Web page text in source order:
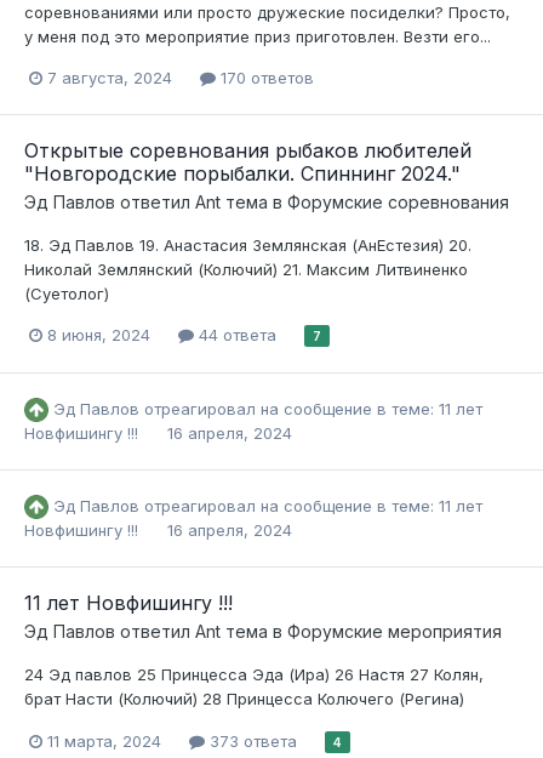
соревнованиями или просто дружеские посиделки? Просто,
у меня под это мероприятие приз приготовлен. Везти его...
7 августа, 2024 170 ответов
Открытые соревнования рыбаков любителей
"Новгородские порыбалки. Спиннинг 2024."
Эд Павлов ответил Ant тема в Форумские соревнования
18. Эд Павлов 19. Анастасия Землянская (АнЕстезия) 20.
Николай Землянский (Колючий) 21. Максим Литвиненко
(Суетолог)
8 июня, 2024 44 ответа 7
Эд Павлов отреагировал на сообщение в теме: 11 лет
Новфишингу !!!
16 апреля, 2024
Эд Павлов отреагировал на сообщение в теме: 11 лет
Новфишингу !!!
16 апреля, 2024
11 лет Новфишингу !!!
Эд Павлов ответил Ant тема в Форумские мероприятия
24 Эд павлов 25 Принцесса Эда (Ира) 26 Настя 27 Колян,
брат Насти (Колючий) 28 Принцесса Колючего (Регина)
11 марта, 2024 373 ответа 4